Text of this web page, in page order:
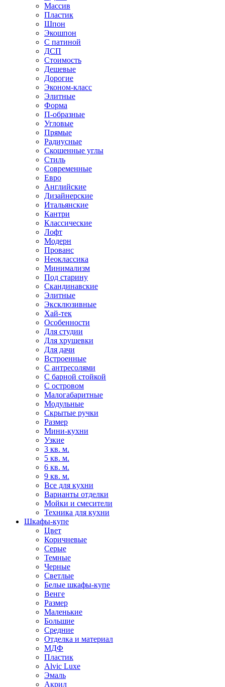
Массив
Пластик
Шпон
Экошпон
С патиной
ДСП
Стоимость
Дешевые
Дорогие
Эконом-класс
Элитные
Форма
П-образные
Угловые
Прямые
Радиусные
Скошенные углы
Стиль
Современные
Евро
Английские
Дизайнерские
Итальянские
Кантри
Классические
Лофт
Модерн
Прованс
Неоклассика
Минимализм
Под старину
Скандинавские
Элитные
Эксклюзивные
Хай-тек
Особенности
Для студии
Для хрущевки
Для дачи
Встроенные
С антресолями
С барной стойкой
С островом
Малогабаритные
Модульные
Скрытые ручки
Размер
Мини-кухни
Узкие
3 кв. м.
5 кв. м.
6 кв. м.
9 кв. м.
Все для кухни
Варианты отделки
Мойки и смесители
Техника для кухни
Шкафы-купе
Цвет
Коричневые
Серые
Темные
Черные
Светлые
Белые шкафы-купе
Венге
Размер
Маленькие
Большие
Средние
Отделка и материал
МДФ
Пластик
Alvic Luxe
Эмаль
Акрил